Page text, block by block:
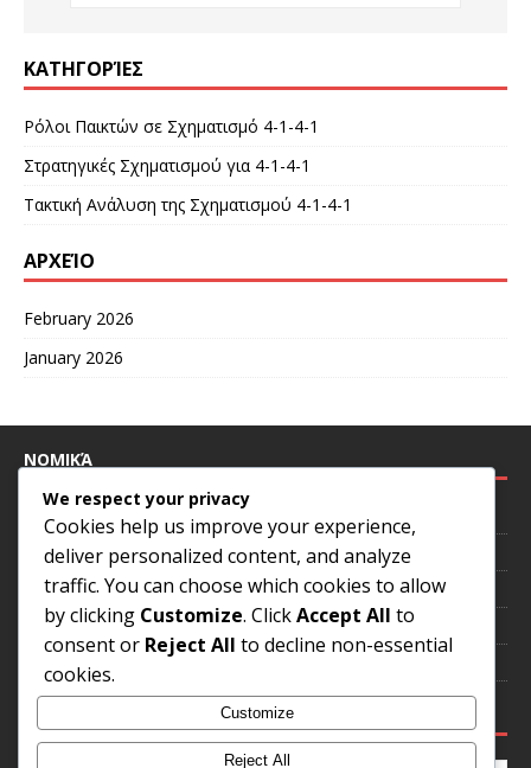
ΚΑΤΗΓΟΡΊΕΣ
Ρόλοι Παικτών σε Σχηματισμό 4-1-4-1
Στρατηγικές Σχηματισμού για 4-1-4-1
Τακτική Ανάλυση της Σχηματισμού 4-1-4-1
ΑΡΧΕΊΟ
February 2026
January 2026
ΝΟΜΙΚΆ
Επικοινωνήστε μαζί μας
Η ιστορία μας
Πολιτική απορρήτου
Συμφωνία χρήστη
Προτιμήσεις cookies
We respect your privacy
Cookies help us improve your experience,
deliver personalized content, and analyze
traffic. You can choose which cookies to allow
by clicking Customize. ClickAccept All to
consent or Reject All to decline non-essential
cookies.
Customize
Reject All